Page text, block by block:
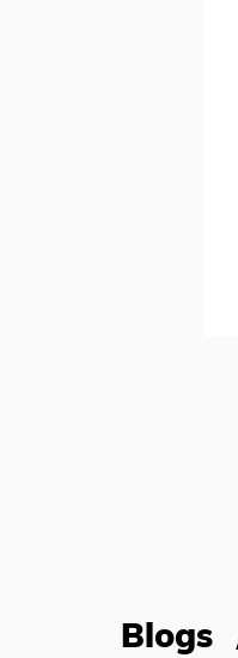
Blogs